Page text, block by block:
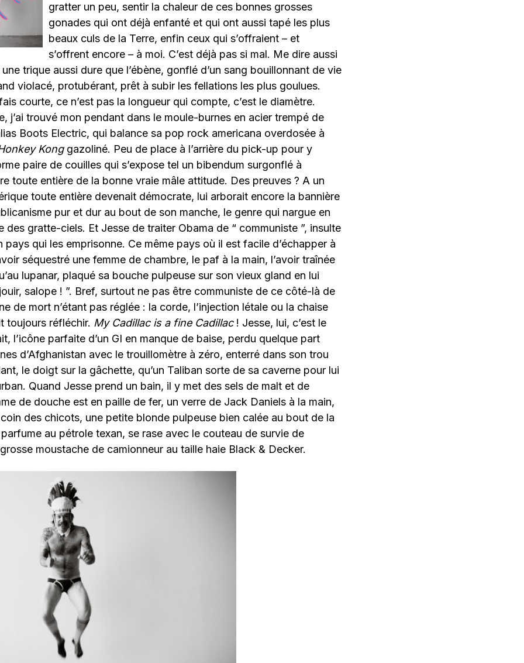
gratter un peu, sentir la chaleur de ces bonnes grosses
gonades qui ont déjà enfanté et qui ont aussi tapé les plus
beaux culs de la Terre, enfin ceux qui s’offraient – et
s’offrent encore – à moi. C’est déjà pas si mal. Me dire aussi
trique aussi dure que l’ébène, gonflé d’un sang bouillonnant de vie
violacé, protubérant, prêt à subir les fellations les plus goulues.
courte, ce n’est pas la longueur qui compte, c’est le diamètre.
j’ai trouvé mon pendant dans le moule-burnes en acier trempé de
Boots Electric, qui balance sa pop rock americana overdosée à
Konggazoliné. Peu de place à l’arrière du pick-up pour y
paire de couilles qui s’expose tel un bibendum surgonflé à
toute entière de la bonne vraie mâle attitude. Des preuves ? A un
toute entière devenait démocrate, lui arborait encore la bannière
pur et dur au bout de son manche, le genre qui nargue en
des gratte-ciels. Et Jesse de traiter Obama de “ communiste ”, insulte
pays qui les emprisonne. Ce même pays où il est facile d’échapper à
séquestré une femme de chambre, le paf à la main, l’avoir traînée
lupanar, plaqué sa bouche pulpeuse sur son vieux gland en lui
salope ! ”. Bref, surtout ne pas être communiste de ce côté-là de
de mort n’étant pas réglée : la corde, l’injection létale ou la chaise
toujours réfléchir. My Cadillac is a fine Cadillac! Jesse, lui, c’est le
l’icône parfaite d’un GI en manque de baise, perdu quelque part
d’Afghanistan avec le trouillomètre à zéro, enterré dans son trou
le doigt sur la gâchette, qu’un Taliban sorte de sa caverne pour lui
Quand Jesse prend un bain, il y met des sels de malt et de
de douche est en paille de fer, un verre de Jack Daniels à la main,
des chicots, une petite blonde pulpeuse bien calée au bout de la
au pétrole texan, se rase avec le couteau de survie de
moustache de camionneur au taille haie Black & Decker.